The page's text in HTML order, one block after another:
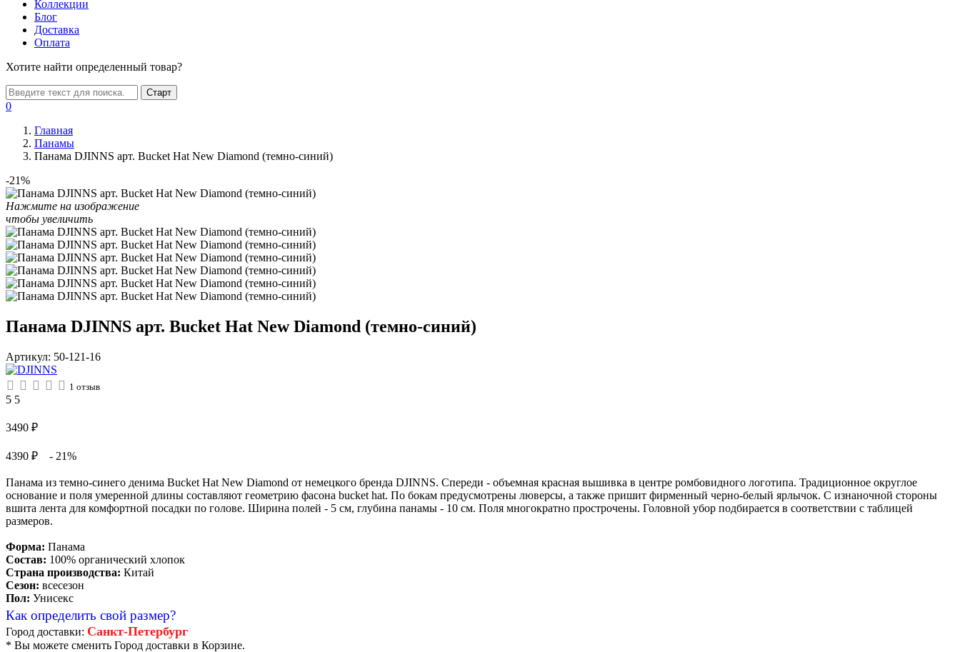
Коллекции
Блог
Доставка
Оплата
Хотите найти определенный товар?
Старт
0
Главная
Панамы
Панама DJINNS арт. Bucket Hat New Diamond (темно-синий)
-21%
Нажмите на изображение
чтобы увеличить
Панама DJINNS арт. Bucket Hat New Diamond (темно-синий)
Артикул: 50-121-16
1 отзыв
5 5
3490 ₽
4390 ₽ - 21%
Панама из темно-синего денима Bucket Hat New Diamond от немецкого бренда DJINNS. Спереди - объемная красная вышивка в центре ромбовидного логотипа. Традиционное округлое
основание и поля умеренной длины составляют геометрию фасона bucket hat. По бокам предусмотрены люверсы, а также пришит фирменный черно-белый ярлычок. С изнаночной стороны
вшита лента для комфортной посадки по голове. Ширина полей - 5 см, глубина панамы - 10 см. Поля многократно прострочены. Головной убор подбирается в соответствии с таблицей
размеров.
Форма: Панама
Состав: 100% органический хлопок
Страна производства: Китай
Сезон: всесезон
Пол: Унисекс
Как определить свой размер?
Город доставки: Санкт-Петербург
* Вы можете сменить Город доставки в Корзине.